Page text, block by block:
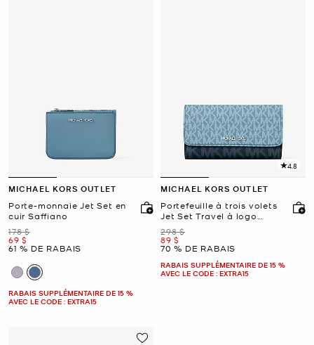
MICHAEL KORS OUTLET
Porte-monnaie Jet Set en
cuir Saffiano
était
178 $
maintenant
69 $
61 % DE RABAIS
RABAIS SUPPLÉMENTAIRE DE 15 %
AVEC LE CODE : EXTRA15
4.8
MICHAEL KORS OUTLET
Portefeuille à trois volets
Jet Set Travel à logo
Signature
était
298 $
maintenant
89 $
70 % DE RABAIS
RABAIS SUPPLÉMENTAIRE DE 15 %
AVEC LE CODE : EXTRA15